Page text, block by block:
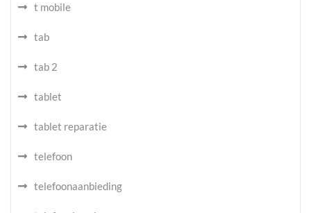
t mobile
tab
tab 2
tablet
tablet reparatie
telefoon
telefoonaanbieding